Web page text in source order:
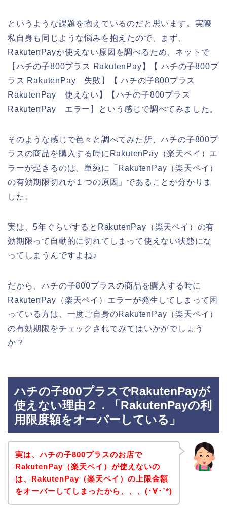
というような課題を抱えているのだと思います。実際
私自身も同じような悩みを抱えたので、まず、
RakutenPayが使えない原因を調べるため、ネットで
【ハチの子800プラス RakutenPay】【 ハチの子800プ
ラス RakutenPay 失敗】【 ハチの子800プラス
RakutenPay 使えない】【ハチの子800プラス
RakutenPay エラー】という感じで調べてみました。
そのような感じで色々と調べてみた所、ハチの子800プ
ラスの商品を購入する時にRakutenPay（楽天ペイ）エ
ラーが起きるのは、単純に「RakutenPay（楽天ペイ）
の有効期限切れが１つの原因」であることが分かりま
した。
実は、5年ぐらいするとRakutenPay（楽天ペイ）の有
効期限って自動的に切れてしまって使えない状態にな
ってしまうんですよね♪
だから、ハチの子800プラスの商品を購入する時に
RakutenPay（楽天ペイ）エラーが発生してしまって困
っている方は、一度ご自身のRakutenPay（楽天ペイ）
の有効期限をチェックされてみてはいかがでしょう
か？
ハチの子800プラスでRakutenPayが
使えない理由２．「RakutenPayの利
用限度額をオーバーしている」
実は、ハチの子800プラスのお店で
RakutenPay（楽天ペイ）が使えないの
は、RakutenPay（楽天ペイ）の上限金額
をオーバーしてしまったから、、、(･∀･`*)